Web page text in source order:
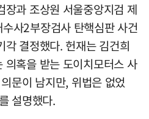
장과 조상원 서울중앙지검 제
사2부장검사 탄핵심판 사건
각 결정했다. 헌재는 김건희
의혹을 받는 도이치모터스 사
문이 남지만, 위법은 없었
설명했다.